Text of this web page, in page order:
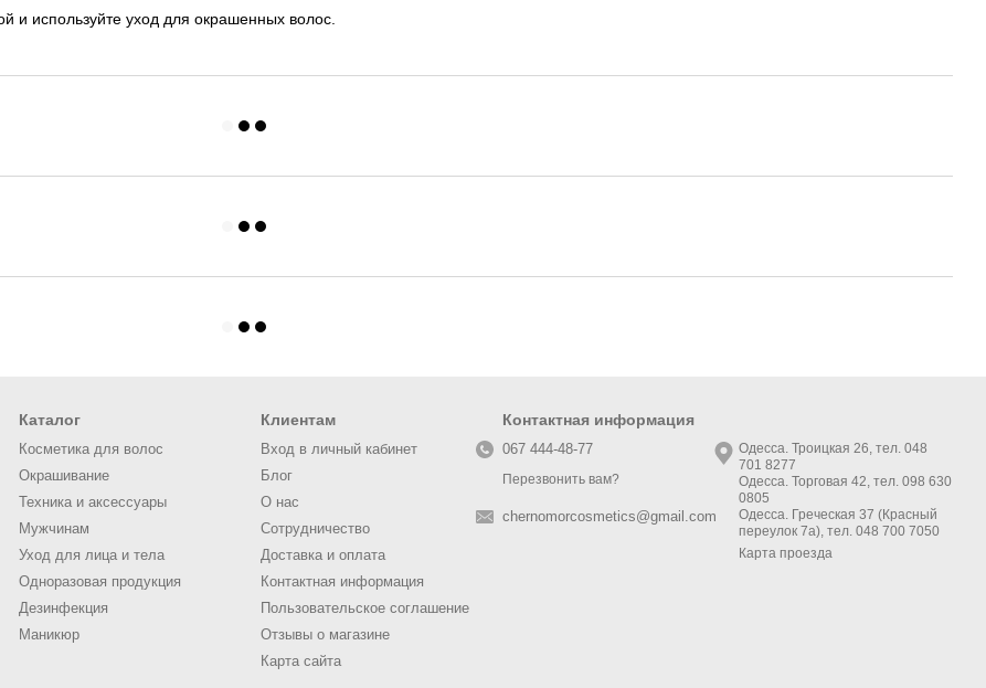
и используйте уход для окрашенных волос.
Каталог
Косметика для волос
Окрашивание
Техника и аксессуары
Мужчинам
Уход для лица и тела
Одноразовая продукция
Дезинфекция
Маникюр
Клиентам
Вход в личный кабинет
Блог
О нас
Сотрудничество
Доставка и оплата
Контактная информация
Пользовательское соглашение
Отзывы о магазине
Карта сайта
Контактная информация
067 444-48-77
Перезвонить вам?
chernomorcosmetics@gmail.com
Одесса. Троицкая 26, тел. 048
701 8277
Одесса. Торговая 42, тел. 098 630
0805
Одесса. Греческая 37 (Красный
переулок 7а), тел. 048 700 7050
Карта проезда